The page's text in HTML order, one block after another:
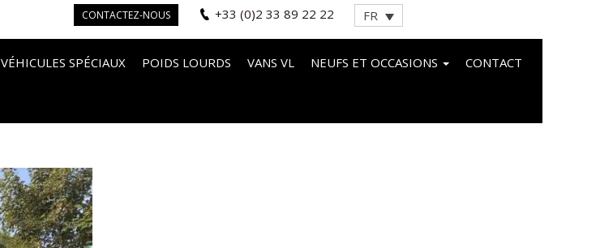
CONTACTEZ-NOUS +33 (0)2 33 89 22 22 FR
VÉHICULES SPÉCIAUX POIDS LOURDS VANS VL NEUFS ET OCCASIONS CONTACT